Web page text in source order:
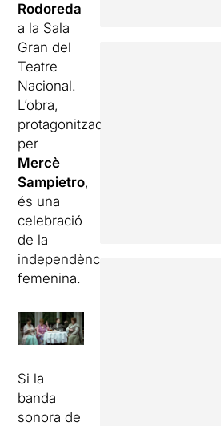
Rodoreda
a la Sala
Gran del
Teatre
Nacional.
L’obra,
protagonitzada
per
Mercè
Sampietro,
és una
celebració
de la
independència
femenina.
Si la
banda
sonora de